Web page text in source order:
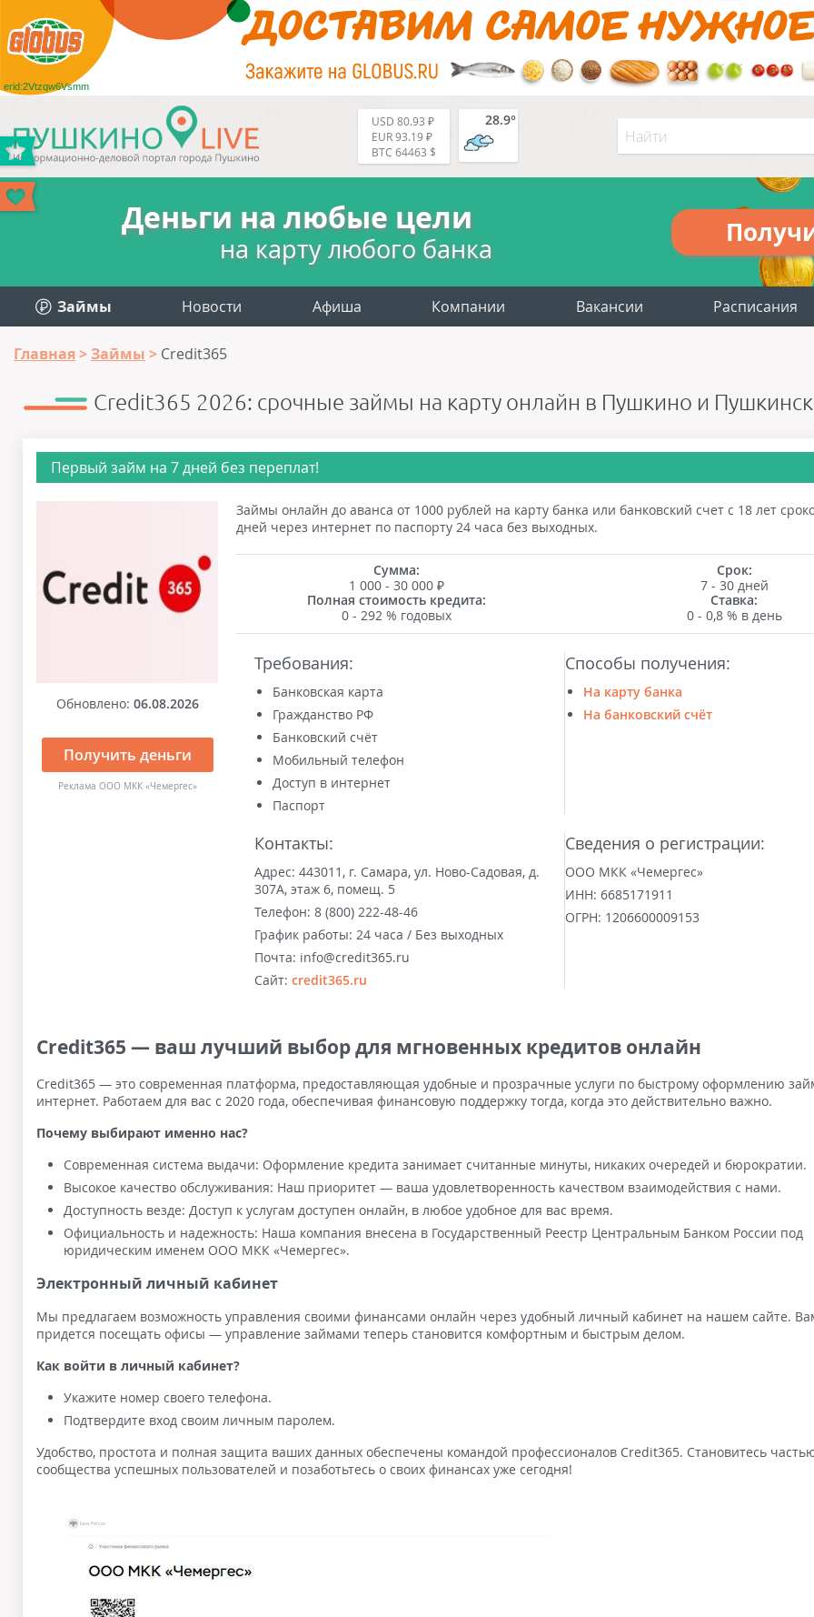
erid:2Vtzqw6Vsmm
USD 80.93 ₽
EUR 93.19 ₽
BTC 64463 $
28.9°
Деньги на любые цели
на карту любого банка
Займы Новости Афиша Компании Вакансии Расписания
Главная Займы Credit365
Credit365 2026: срочные займы на карту онлайн в Пушкино и
Первый займ на 7 дней без переплат!
Обновлено: 06.08.2026
Получить деньги
Реклама ООО МКК «Чемергес»
Займы онлайн до аванса от 1000 рублей на карту банка или банковский счет с 18 лет
дней через интернет по паспорту 24 часа без выходных.
Сумма:
1 000 - 30 000 ₽
Срок:
7 - 30 дней
Полная стоимость кредита:
0 - 292 % годовых
Ставка:
0 - 0,8 % в день
Требования:
Банковская карта
Гражданство РФ
Банковский счёт
Мобильный телефон
Доступ в интернет
Паспорт
Способы получения:
На карту банка
На банковский счёт
Контакты:
Адрес: 443011, г. Самара, ул. Ново-Садовая, д.
307А, этаж 6, помещ. 5
Телефон: 8 (800) 222-48-46
График работы: 24 часа / Без выходных
Почта: info@credit365.ru
Сайт: credit365.ru
Сведения о регистрации:
ООО МКК «Чемергес»
ИНН: 6685171911
ОГРН: 1206600009153
Credit365 — ваш лучший выбор для мгновенных кредитов онлайн
Credit365 — это современная платформа, предоставляющая удобные и прозрачные услуги по быстрому оформлению
интернет. Работаем для вас с 2020 года, обеспечивая финансовую поддержку тогда, когда это действительно важно.
Почему выбирают именно нас?
Современная система выдачи: Оформление кредита занимает считанные минуты, никаких очередей и бюрократии.
Высокое качество обслуживания: Наш приоритет — ваша удовлетворенность качеством взаимодействия с нами.
Доступность везде: Доступ к услугам доступен онлайн, в любое удобное для вас время.
Официальность и надежность: Наша компания внесена в Государственный Реестр Центральным Банком России под
юридическим именем ООО МКК «Чемергес».
Электронный личный кабинет
Мы предлагаем возможность управления своими финансами онлайн через удобный личный кабинет на нашем сайте.
придется посещать офисы — управление займами теперь становится комфортным и быстрым делом.
Как войти в личный кабинет?
Укажите номер своего телефона.
Подтвердите вход своим личным паролем.
Удобство, простота и полная защита ваших данных обеспечены командой профессионалов Credit365. Становитесь
сообщества успешных пользователей и позаботьтесь о своих финансах уже сегодня!